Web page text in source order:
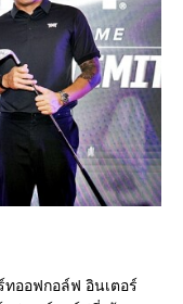
ออฟกอล์ฟ อินเตอร์